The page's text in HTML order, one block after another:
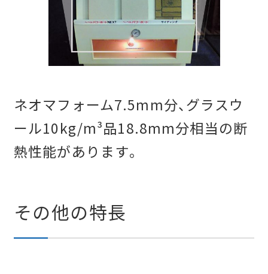
ネオマフォーム7.5mm分、グラスウ
ール10kg/m³品18.8mm分相当の断
熱性能があります。
その他の特長